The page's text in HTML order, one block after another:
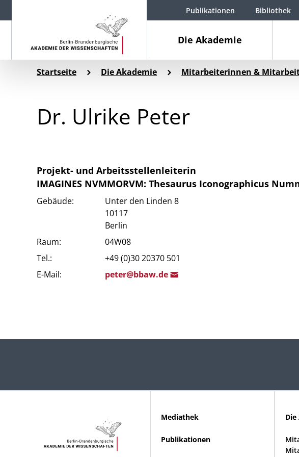
Die Akademie
Publikationen Bibliothek
Startseite Die Akademie Mitarbeiterinnen &
Dr. Ulrike Peter
Projekt- und Arbeitsstellenleiterin
IMAGINES NVMMORVM: Thesaurus Iconographicus
Gebäude:
Unter den Linden 8
10117
Berlin
Raum:
04W08
Tel.:
+49 (0)30 20370 501
E-Mail:
peter@bbaw.de
Mediathek
Publikationen